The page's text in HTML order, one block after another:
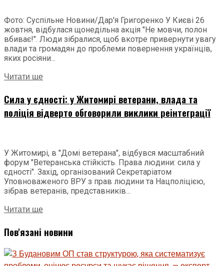
Фото: Суспільне Новини/Дар'я Григоренко У Києві 26
жовтня, відбулася щонедільна акція "Не мовчи, полон
вбиває!". Люди зібралися, щоб вкотре привернути увагу
влади та громадян до проблеми повернення українців,
яких росіяни...
Читати ще
Сила у єдності: у Житомирі ветерани, влада та
поліція відверто обговорили виклики реінтеграції
У Житомирі, в "Домі ветерана", відбувся масштабний
форум "Ветеранська стійкість. Права людини: сила у
єдності". Захід, організований Секретаріатом
Уповноваженого ВРУ з прав людини та Нацполіцією,
зібрав ветеранів, представників...
Читати ще
Пов'язані новини